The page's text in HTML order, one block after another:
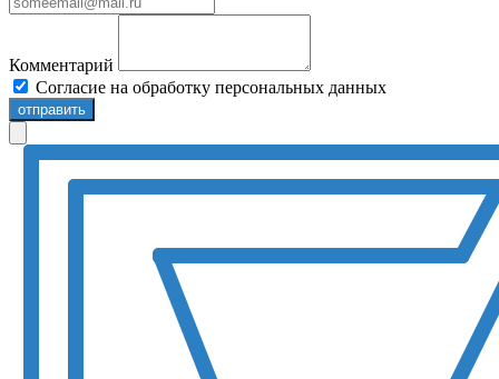
Комментарий
Согласие на обработку персональных данных
отправить